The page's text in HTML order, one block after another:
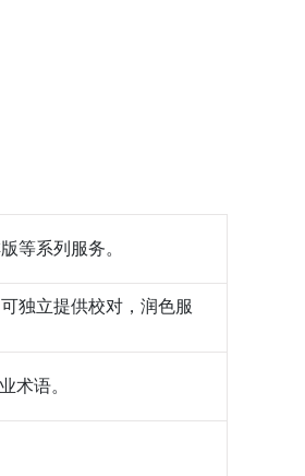
等系列服务。
独立提供校对，润色服
术语。